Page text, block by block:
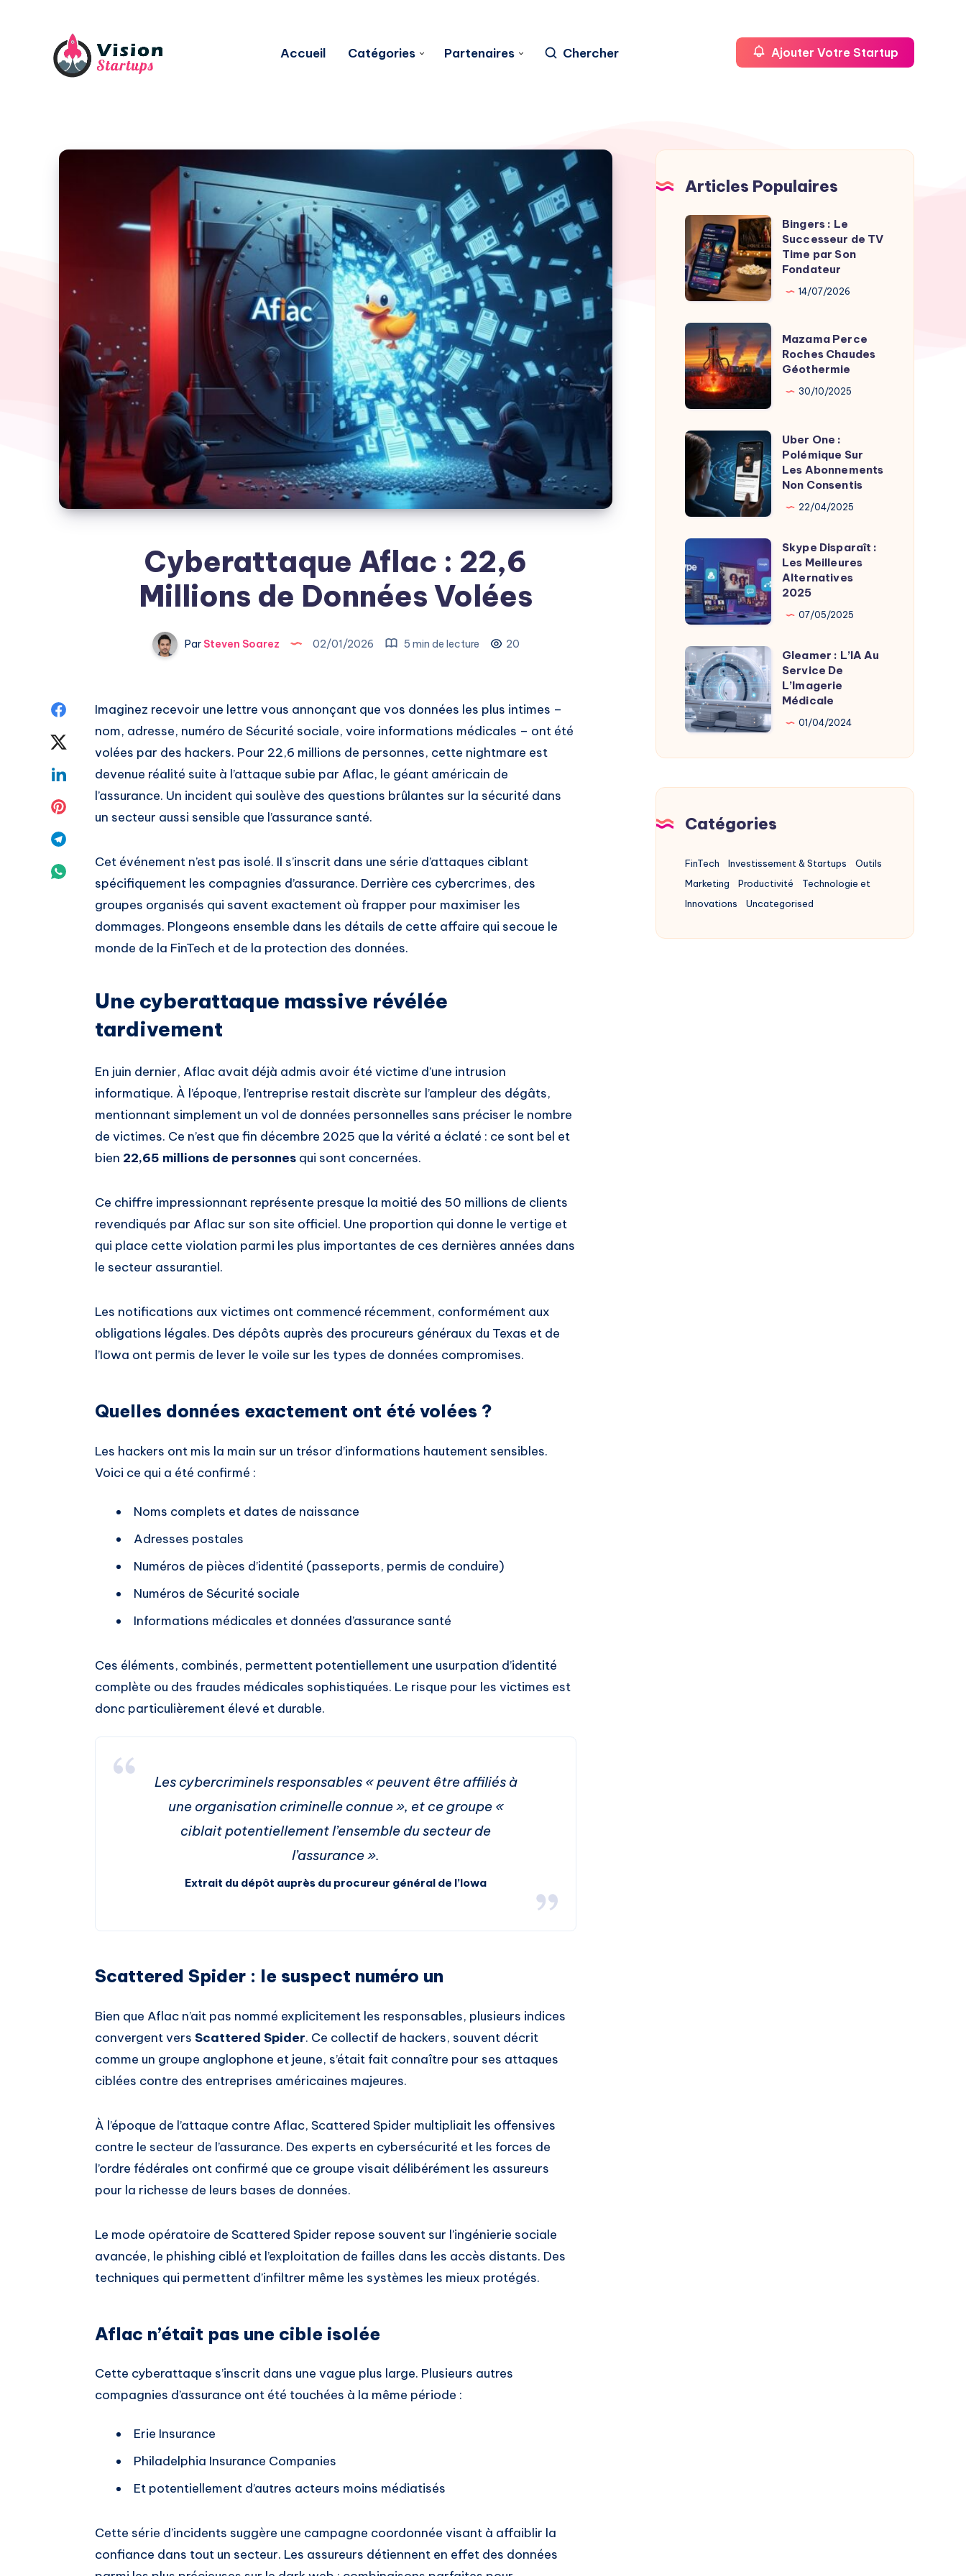
Accueil Catégories Partenaires Chercher Ajouter Votre Startup
Cyberattaque Aflac : 22,6
Millions de Données Volées
ParSteven Soarez 02/01/2026 5 min de lecture 20
Share
Facebook
Twitter
Share
Pinterest
Share
Whatsapp
Imaginez recevoir une lettre vous annonçant que vos données les plus intimes –
nom, adresse, numéro de Sécurité sociale, voire informations médicales – ont été
volées par des hackers. Pour 22,6 millions de personnes, cette nightmare est
devenue réalité suite à l’attaque subie par Aflac, le géant américain de
l’assurance. Un incident qui soulève des questions brûlantes sur la sécurité dans
un secteur aussi sensible que l’assurance santé.
Cet événement n’est pas isolé. Il s’inscrit dans une série d’attaques ciblant
spécifiquement les compagnies d’assurance. Derrière ces cybercrimes, des
groupes organisés qui savent exactement où frapper pour maximiser les
dommages. Plongeons ensemble dans les détails de cette affaire qui secoue le
monde de la FinTech et de la protection des données.
Une cyberattaque massive révélée
tardivement
En juin dernier, Aflac avait déjà admis avoir été victime d’une intrusion
informatique. À l’époque, l’entreprise restait discrète sur l’ampleur des dégâts,
mentionnant simplement un vol de données personnelles sans préciser le nombre
de victimes. Ce n’est que fin décembre 2025 que la vérité a éclaté : ce sont bel et
bien 22,65 millions de personnes qui sont concernées.
Ce chiffre impressionnant représente presque la moitié des 50 millions de clients
revendiqués par Aflac sur son site officiel. Une proportion qui donne le vertige et
qui place cette violation parmi les plus importantes de ces dernières années dans
le secteur assurantiel.
Les notifications aux victimes ont commencé récemment, conformément aux
obligations légales. Des dépôts auprès des procureurs généraux du Texas et de
l’Iowa ont permis de lever le voile sur les types de données compromises.
Quelles données exactement ont été volées ?
Les hackers ont mis la main sur un trésor d’informations hautement sensibles.
Voici ce qui a été confirmé :
Noms complets et dates de naissance
Adresses postales
Numéros de pièces d’identité (passeports, permis de conduire)
Numéros de Sécurité sociale
Informations médicales et données d’assurance santé
Ces éléments, combinés, permettent potentiellement une usurpation d’identité
complète ou des fraudes médicales sophistiquées. Le risque pour les victimes est
donc particulièrement élevé et durable.
Les cybercriminels responsables « peuvent être affiliés à
une organisation criminelle connue », et ce groupe «
ciblait potentiellement l’ensemble du secteur de
l’assurance ».
Extrait du dépôt auprès du procureur général de l’Iowa
Scattered Spider : le suspect numéro un
Bien que Aflac n’ait pas nommé explicitement les responsables, plusieurs indices
convergent vers Scattered Spider. Ce collectif de hackers, souvent décrit
comme un groupe anglophone et jeune, s’était fait connaître pour ses attaques
ciblées contre des entreprises américaines majeures.
À l’époque de l’attaque contre Aflac, Scattered Spider multipliait les offensives
contre le secteur de l’assurance. Des experts en cybersécurité et les forces de
l’ordre fédérales ont confirmé que ce groupe visait délibérément les assureurs
pour la richesse de leurs bases de données.
Le mode opératoire de Scattered Spider repose souvent sur l’ingénierie sociale
avancée, le phishing ciblé et l’exploitation de failles dans les accès distants. Des
techniques qui permettent d’infiltrer même les systèmes les mieux protégés.
Aflac n’était pas une cible isolée
Cette cyberattaque s’inscrit dans une vague plus large. Plusieurs autres
compagnies d’assurance ont été touchées à la même période :
Erie Insurance
Philadelphia Insurance Companies
Et potentiellement d’autres acteurs moins médiatisés
Cette série d’incidents suggère une campagne coordonnée visant à affaiblir la
confiance dans tout un secteur. Les assureurs détiennent en effet des données
Articles Populaires
Bingers
Le
Successeur
de
TV
Time
par
Son
Fondateur
Bingers : Le
Successeur de TV
Time par Son
Fondateur
14/07/2026
Mazama
Perce
Roches
Chaudes
Géothermie
Mazama Perce
Roches Chaudes
Géothermie
30/10/2025
Uber
One
Polémique
Sur
Les
Abonnements
Non
Consentis
Uber One :
Polémique Sur
Les Abonnements
Non Consentis
22/04/2025
Skype
Disparaît
:
Les
Meilleures
Alternatives
2025
Skype Disparaît :
Les Meilleures
Alternatives
2025
07/05/2025
Gleamer
:
L’IA
Au
Service
De
Gleamer : L’IA Au
Service De
L’Imagerie
Médicale
01/04/2024
Catégories
FinTech Investissement & Startups
Outils
Marketing
Productivité
Technologie et
Innovations
Uncategorised